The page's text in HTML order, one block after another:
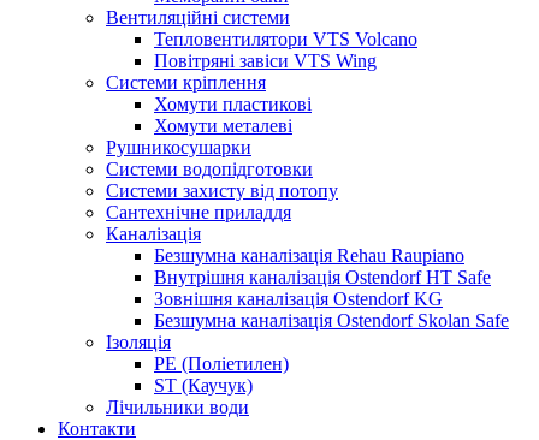
Вентиляційні системи
Тепловентилятори VTS Volcano
Повітряні завіси VTS Wing
Системи кріплення
Хомути пластикові
Хомути металеві
Рушникосушарки
Системи водопідготовки
Системи захисту від потопу
Сантехнічне приладдя
Каналізація
Безшумна каналізація Rehau Raupiano
Внутрішня каналізація Ostendorf HT Safe
Зовнішня каналізація Ostendorf KG
Безшумна каналізація Ostendorf Skolan Safe
Ізоляція
PE (Поліетилен)
ST (Каучук)
Лічильники води
Контакти